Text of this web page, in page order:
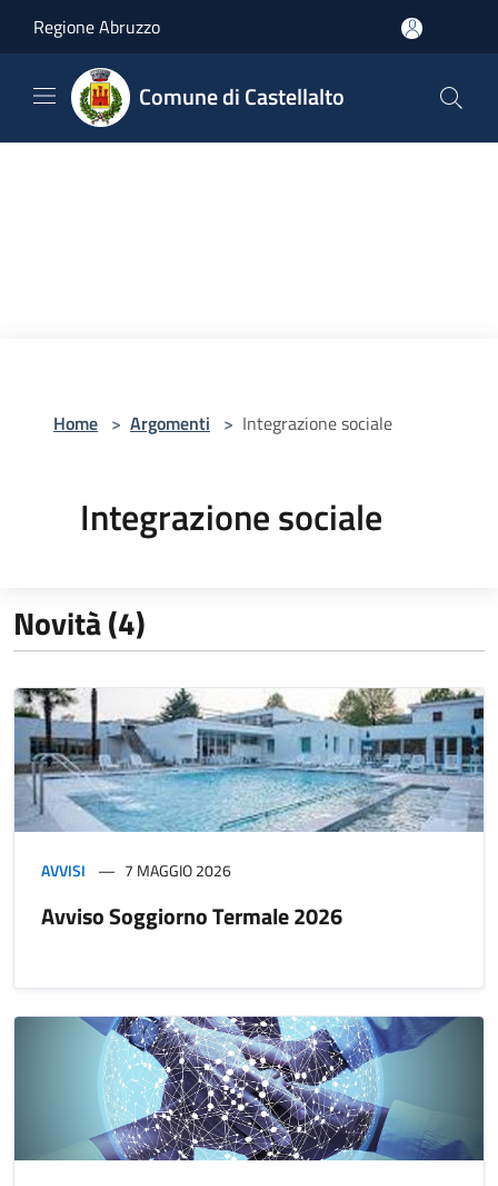
Regione Abruzzo
Comune di Castellalto
Home > Argomenti > Integrazione sociale
Integrazione sociale
Novità (4)
AVVISI 7 MAGGIO 2026
Avviso Soggiorno Termale 2026